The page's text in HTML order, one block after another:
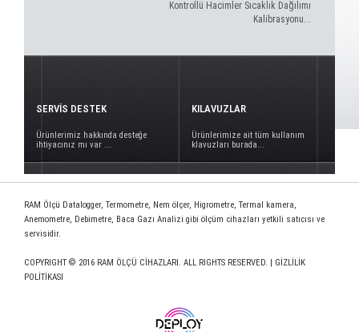
Kontrollü Hacimler Sıcaklık Dağılımı
Kalibrasyonu...
SERVİS DESTEK
Ürünlerimiz hakkında desteğe
ihtiyacınız mı var ...
KILAVUZLAR
Ürünlerimize ait tüm kullanım
klavuzları burada...
RAM Ölçü Datalogger, Termometre, Nem ölçer, Higrometre, Termal kamera,
Anemometre, Debimetre, Baca Gazı Analizi gibi ölçüm cihazları yetkili satıcısı ve
servisidir.
COPYRIGHT © 2016 RAM ÖLÇÜ CİHAZLARI. ALL RIGHTS RESERVED. | GİZLİLİK
POLİTİKASI
www.deploy.com.tr